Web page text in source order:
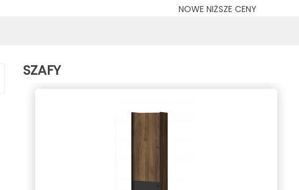
NOWE NIŻSZE CENY
SZAFY